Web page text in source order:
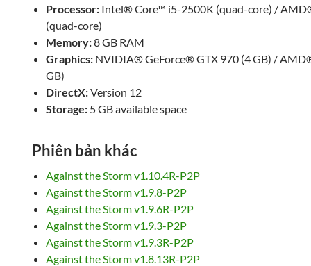
Processor: Intel® Core™ i5-2500K (quad-core) /
(quad-core)
Memory:8 GB RAM
Graphics: NVIDIA® GeForce® GTX 970 (4 GB) /
GB)
DirectX:Version 12
Storage: 5 GB available space
Phiên bản khác
Against the Storm v1.10.4R-P2P
Against the Storm v1.9.8-P2P
Against the Storm v1.9.6R-P2P
Against the Storm v1.9.3-P2P
Against the Storm v1.9.3R-P2P
Against the Storm v1.8.13R-P2P